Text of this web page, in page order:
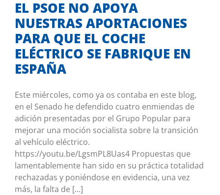
EL PSOE NO APOYA
NUESTRAS APORTACIONES
PARA QUE EL COCHE
ELÉCTRICO SE FABRIQUE EN
ESPAÑA
Este miércoles, como ya os contaba en este blog,
en el Senado he defendido cuatro enmiendas de
adición presentadas por el Grupo Popular para
mejorar una moción socialista sobre la transición
al vehículo eléctrico.
https://youtu.be/LgsmPL8Uas4 Propuestas que
lamentablemente han sido en su práctica totalidad
rechazadas y poniéndose en evidencia, una vez
más, la falta de [...]